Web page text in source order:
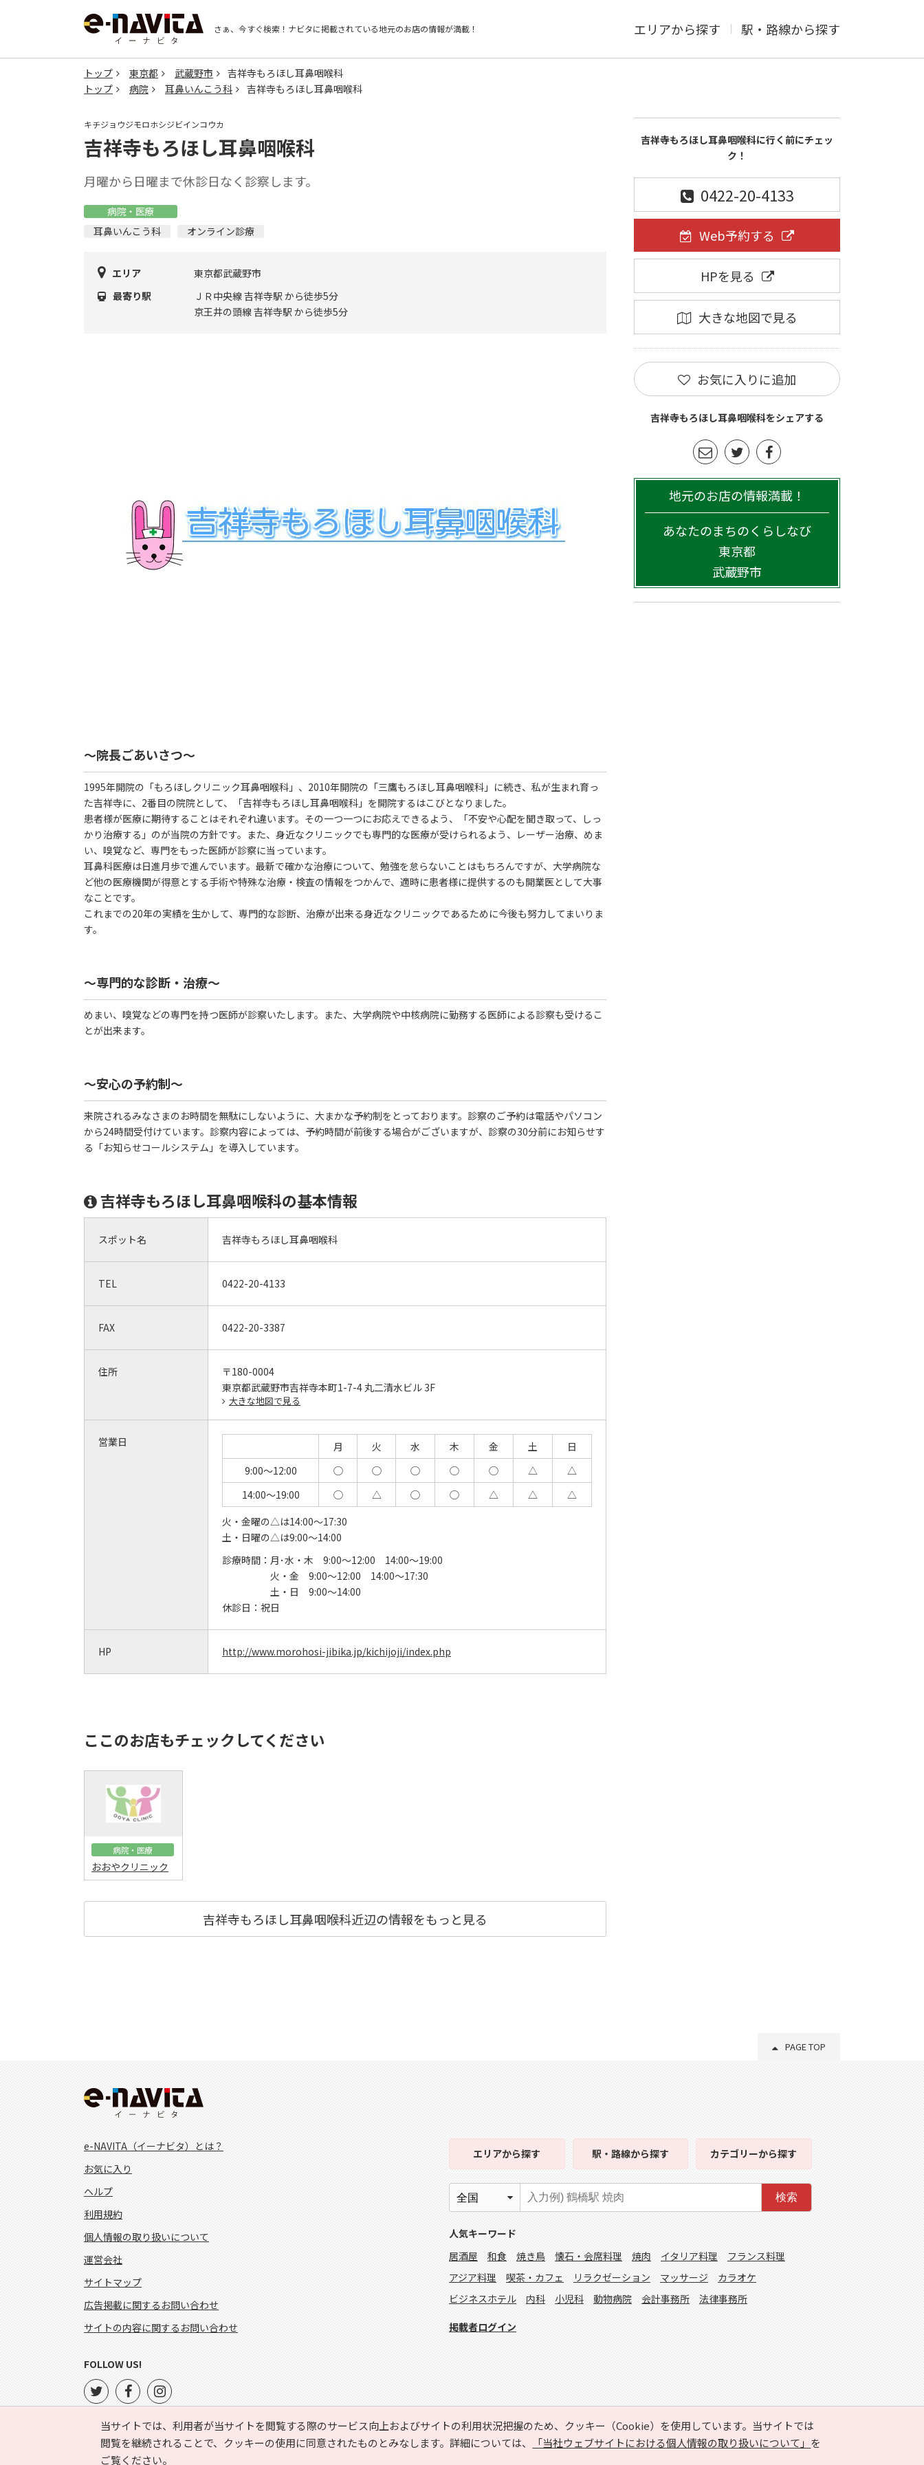
さぁ、今すぐ検索！ ナビタに掲載されている地元のお店の情報が満載！ エリアから探す 駅・路線から探す
トップ 東京都 武蔵野市
吉祥寺もろほし耳鼻咽喉科
トップ
病院 耳鼻いんこう科 吉祥寺もろほし耳鼻咽喉科
キチジョウジモロホシジビインコウカ
吉祥寺もろほし耳鼻咽喉科
月曜から日曜まで休診日なく診察します。
病院・医療
耳鼻いんこう科
オンライン診療
エリア
東京都武蔵野市
最寄り駅
ＪＲ中央線 吉祥寺駅 から徒歩5分
京王井の頭線 吉祥寺駅 から徒歩5分
～院長ごあいさつ～
1995年開院の「もろほしクリニック耳鼻咽喉科」、2010年開院の「三鷹もろほし耳鼻咽喉科」に続き、私が生まれ育っ
た吉祥寺に、2番目の院院として、「吉祥寺もろほし耳鼻咽喉科」を開院するはこびとなりました。
患者様が医療に期待することはそれぞれ違います。その一つ一つにお応えできるよう、「不安や心配を聞き取って、しっ
かり治療する」のが当院の方針です。また、身近なクリニックでも専門的な医療が受けられるよう、レーザー治療、めま
い、嗅覚など、専門をもった医師が診察に当っています。
耳鼻科医療は日進月歩で進んでいます。最新で確かな治療について、勉強を怠らないことはもちろんですが、大学病院な
ど他の医療機関が得意とする手術や特殊な治療・検査の情報をつかんで、適時に患者様に提供するのも開業医として大事
なことです。
これまでの20年の実績を生かして、専門的な診断、治療が出来る身近なクリニックであるために今後も努力してまいりま
す。
～専門的な診断・治療～
めまい、嗅覚などの専門を持つ医師が診察いたします。また、大学病院や中核病院に勤務する医師による診察も受けるこ
とが出来ます。
～安心の予約制～
来院されるみなさまのお時間を無駄にしないように、大まかな予約制をとっております。診察のご予約は電話やパソコン
から24時間受付けています。診察内容によっては、予約時間が前後する場合がございますが、診察の30分前にお知らせす
る「お知らせコールシステム」を導入しています。
吉祥寺もろほし耳鼻咽喉科の基本情報
スポット名 吉祥寺もろほし耳鼻咽喉科
TEL 0422-20-4133
FAX 0422-20-3387
住所
〒180-0004
東京都武蔵野市吉祥寺本町1-7-4 丸二清水ビル 3F
大きな地図で見る
営業日 月 火 水 木 金 土
日
9:00～12:00
◯ ◯ ◯ ◯ ◯ △
△
14:00～19:00
◯ △ ◯ ◯ △ △
△
火・金曜の△は14:00～17:30
土・日曜の△は9:00～14:00
診療時間： 月･水・木 9:00～12:00 14:00～19:00
火・金 9:00～12:00 14:00～17:30
土・日 9:00～14:00
休診日： 祝日
HP http://www.morohosi-jibika.jp/kichijoji/index.php
ここのお店もチェックしてください
病院・医療
おおやクリニック
吉祥寺もろほし耳鼻咽喉科近辺の情報をもっと見る
吉祥寺もろほし耳鼻咽喉科に行く前にチェッ
ク！
0422-20-4133
Web予約する
HPを見る
大きな地図で見る
お気に入りに追加
吉祥寺もろほし耳鼻咽喉科をシェアする
地元のお店の情報満載！
あなたのまちのくらしなび
東京都
武蔵野市
PAGE TOP
当サイトでは、利用者が当サイトを閲覧する際のサービス向上およびサイトの利用状況把握のため、クッキー（Cookie）を使用しています。当サイトでは
閲覧を継続されることで、クッキーの使用に同意されたものとみなします。詳細については、
「当社ウェブサイトにおける個人情報の取り扱いについて」 を
ご覧ください。
e-NAVITA（イーナビタ）とは？
お気に入り
ヘルプ
利用規約
個人情報の取り扱いについて
運営会社
サイトマップ
広告掲載に関するお問い合わせ
サイトの内容に関するお問い合わせ
エリアから探す 駅・路線から探す カテゴリーから探す
検索
人気キーワード
居酒屋
和食 焼き鳥 懐石・会席料理 焼肉 イタリア料理
フランス料理
アジア料理
喫茶・カフェ リラクゼーション マッサージ
カラオケ
ビジネスホテル
内科 小児科 動物病院 会計事務所 法律事務所
掲載者ログイン
FOLLOW US!
Copyright © HYOJITO.Co.,Ltd. All Rights Reserved.